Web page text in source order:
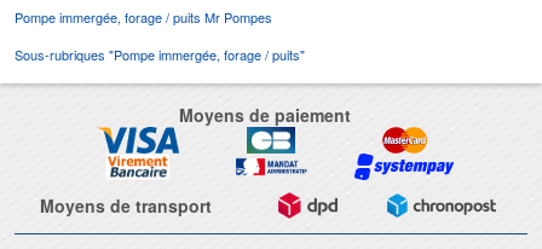
Pompe immergée, forage / puits Mr Pompes
Sous-rubriques "Pompe immergée, forage / puits"
Moyens de paiement
Moyens de transport